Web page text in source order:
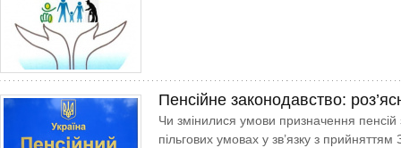
Пенсійне законодавство:
Чи змінилися умови призначення пенсій
пільгових умовах у зв’язку з